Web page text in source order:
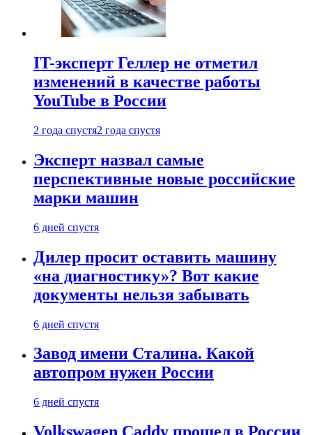
IT-эксперт Геллер не отметил
изменений в качестве работы
YouTube в России
2 года спустя2 года спустя
Эксперт назвал самые
перспективные новые российские
марки машин
6 дней спустя
Дилер просит оставить машину
«на диагностику»? Вот какие
документы нельзя забывать
6 дней спустя
Завод имени Сталина. Какой
автопром нужен России
6 дней спустя